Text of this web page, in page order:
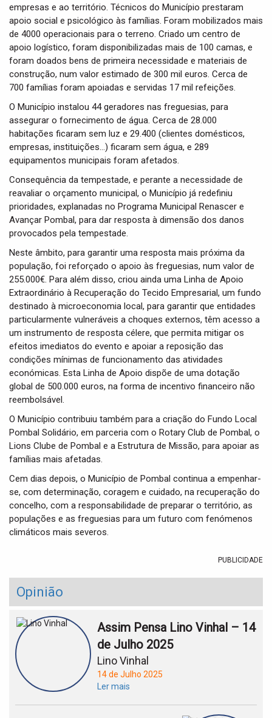
empresas e ao território. Técnicos do Município prestaram
apoio social e psicológico às famílias. Foram mobilizados mais
de 4000 operacionais para o terreno. Criado um centro de
apoio logístico, foram disponibilizadas mais de 100 camas, e
foram doados bens de primeira necessidade e materiais de
construção, num valor estimado de 300 mil euros. Cerca de
700 famílias foram apoiadas e servidas 17 mil refeições.
O Município instalou 44 geradores nas freguesias, para
assegurar o fornecimento de água. Cerca de 28.000
habitações ficaram sem luz e 29.400 (clientes domésticos,
empresas, instituições…) ficaram sem água, e 289
equipamentos municipais foram afetados.
Consequência da tempestade, e perante a necessidade de
reavaliar o orçamento municipal, o Município já redefiniu
prioridades, explanadas no Programa Municipal Renascer e
Avançar Pombal, para dar resposta à dimensão dos danos
provocados pela tempestade.
Neste âmbito, para garantir uma resposta mais próxima da
população, foi reforçado o apoio às freguesias, num valor de
255.000€. Para além disso, criou ainda uma Linha de Apoio
Extraordinário à Recuperação do Tecido Empresarial, um fundo
destinado à microeconomia local, para garantir que entidades
particularmente vulneráveis a choques externos, têm acesso a
um instrumento de resposta célere, que permita mitigar os
efeitos imediatos do evento e apoiar a reposição das
condições mínimas de funcionamento das atividades
económicas. Esta Linha de Apoio dispõe de uma dotação
global de 500.000 euros, na forma de incentivo financeiro não
reembolsável.
O Município contribuiu também para a criação do Fundo Local
Pombal Solidário, em parceria com o Rotary Club de Pombal, o
Lions Clube de Pombal e a Estrutura de Missão, para apoiar as
famílias mais afetadas.
Cem dias depois, o Município de Pombal continua a empenhar-
se, com determinação, coragem e cuidado, na recuperação do
concelho, com a responsabilidade de preparar o território, as
populações e as freguesias para um futuro com fenómenos
climáticos mais severos.
PUBLICIDADE
Opinião
Assim Pensa Lino Vinhal – 14
de Julho 2025
Lino Vinhal
14 de Julho 2025
Ler mais